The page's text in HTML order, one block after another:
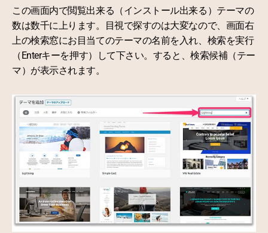
この画面内で閲覧出来る（インストール出来る）テーマの
数は数千に上ります。目視で探すのは大変なので、画面右
上の検索窓にお目当てのテーマの名前を入れ、検索を実行
（Enterキーを押す）して下さい。すると、検索候補（テー
マ）が表示されます。